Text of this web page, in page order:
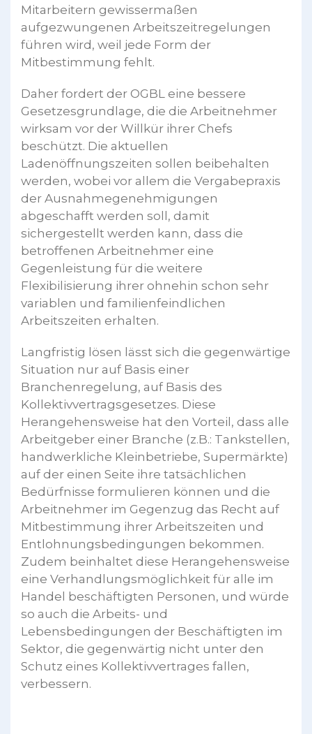
Mitarbeitern gewissermaßen
aufgezwungenen Arbeitszeitregelungen
führen wird, weil jede Form der
Mitbestimmung fehlt.
Daher fordert der OGBL eine bessere
Gesetzesgrundlage, die die Arbeitnehmer
wirksam vor der Willkür ihrer Chefs
beschützt. Die aktuellen
Ladenöffnungszeiten sollen beibehalten
werden, wobei vor allem die Vergabepraxis
der Ausnahmegenehmigungen
abgeschafft werden soll, damit
sichergestellt werden kann, dass die
betroffenen Arbeitnehmer eine
Gegenleistung für die weitere
Flexibilisierung ihrer ohnehin schon sehr
variablen und familienfeindlichen
Arbeitszeiten erhalten.
Langfristig lösen lässt sich die gegenwärtige
Situation nur auf Basis einer
Branchenregelung, auf Basis des
Kollektivvertragsgesetzes. Diese
Herangehensweise hat den Vorteil, dass alle
Arbeitgeber einer Branche (z.B.: Tankstellen,
handwerkliche Kleinbetriebe, Supermärkte)
auf der einen Seite ihre tatsächlichen
Bedürfnisse formulieren können und die
Arbeitnehmer im Gegenzug das Recht auf
Mitbestimmung ihrer Arbeitszeiten und
Entlohnungsbedingungen bekommen.
Zudem beinhaltet diese Herangehensweise
eine Verhandlungsmöglichkeit für alle im
Handel beschäftigten Personen, und würde
so auch die Arbeits- und
Lebensbedingungen der Beschäftigten im
Sektor, die gegenwärtig nicht unter den
Schutz eines Kollektivvertrages fallen,
verbessern.